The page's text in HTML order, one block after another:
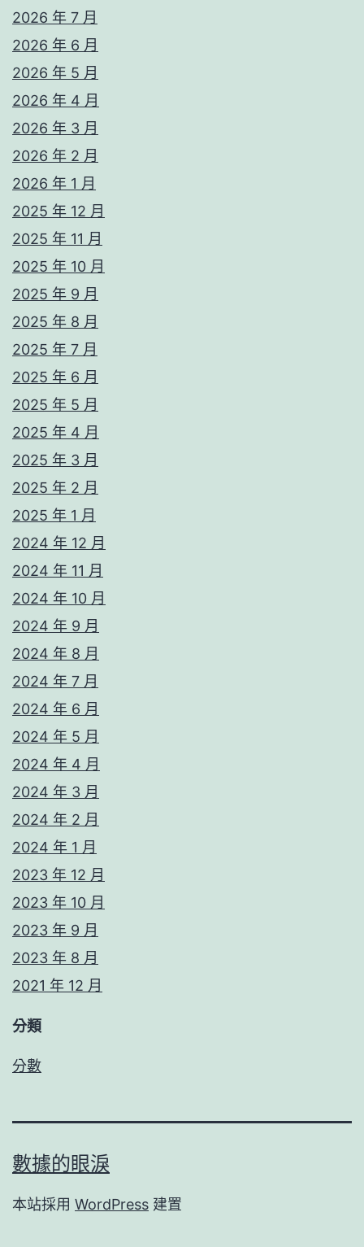
2026 年 7 月
2026 年 6 月
2026 年 5 月
2026 年 4 月
2026 年 3 月
2026 年 2 月
2026 年 1 月
2025 年 12 月
2025 年 11 月
2025 年 10 月
2025 年 9 月
2025 年 8 月
2025 年 7 月
2025 年 6 月
2025 年 5 月
2025 年 4 月
2025 年 3 月
2025 年 2 月
2025 年 1 月
2024 年 12 月
2024 年 11 月
2024 年 10 月
2024 年 9 月
2024 年 8 月
2024 年 7 月
2024 年 6 月
2024 年 5 月
2024 年 4 月
2024 年 3 月
2024 年 2 月
2024 年 1 月
2023 年 12 月
2023 年 10 月
2023 年 9 月
2023 年 8 月
2021 年 12 月
分類
分數
數據的眼淚
本站採用 WordPress 建置